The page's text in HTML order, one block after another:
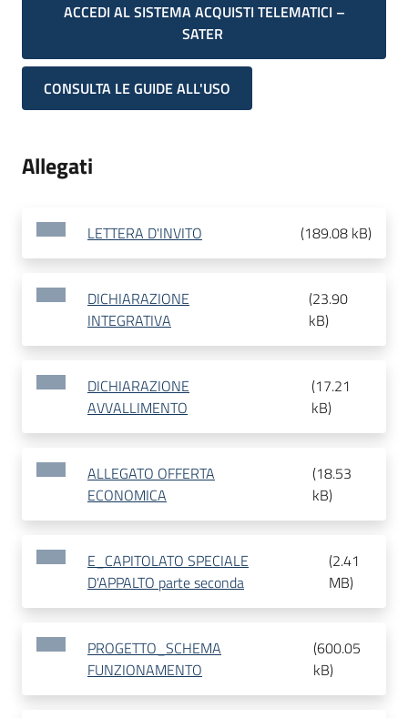
ACCEDI AL SISTEMA ACQUISTI TELEMATICI –
SATER
CONSULTA LE GUIDE ALL'USO
Allegati
LETTERA D'INVITO (189.08 kB)
DICHIARAZIONE
INTEGRATIVA
(23.90
kB)
DICHIARAZIONE
AVVALLIMENTO
(17.21
kB)
ALLEGATO OFFERTA
ECONOMICA
(18.53
kB)
E_CAPITOLATO SPECIALE
D'APPALTO parte seconda
(2.41
MB)
PROGETTO_SCHEMA
FUNZIONAMENTO
(600.05
kB)